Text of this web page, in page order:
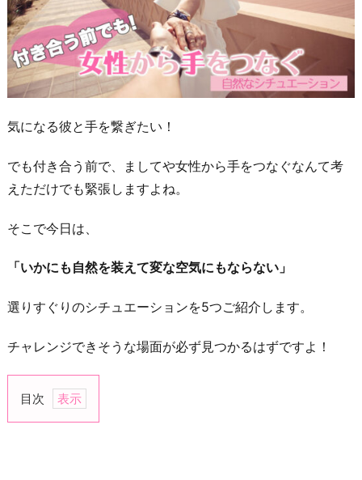
気になる彼と手を繋ぎたい！
でも付き合う前で、ましてや女性から手をつなぐなんて考
えただけでも緊張しますよね。
そこで今日は、
「いかにも自然を装えて変な空気にもならない」
選りすぐりのシチュエーションを5つご紹介します。
チャレンジできそうな場面が必ず見つかるはずですよ！
目次
1.